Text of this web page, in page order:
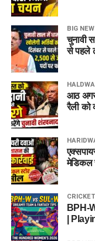
BIG
चुनावी
से पहले
आठ
रैली को
मेडिकल
CRICKET
BPH-
|